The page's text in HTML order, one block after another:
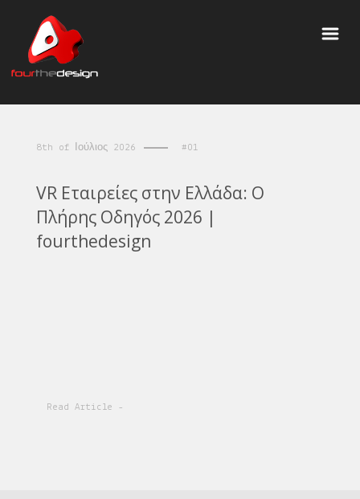
8th of Ιούλιος 2026 #01
VR Εταιρείες στην Ελλάδα: Ο
Πλήρης Οδηγός 2026 |
fourthedesign
Read Article -